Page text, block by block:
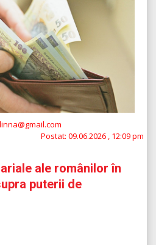
Postat: 09.06.2026 , 12:09 pm
ale românilor în
puterii de